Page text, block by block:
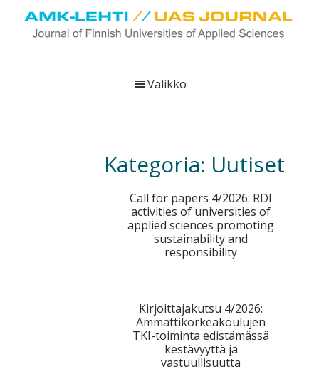
Hyppää
pääsisältöön
Hyppää
ensisijaiseen
Hyppää
alatunnisteeseen
Valikko
Kategoria: Uutiset
Call for papers 4/2026: RDI
activities of universities of
applied sciences promoting
sustainability and
responsibility
Kirjoittajakutsu 4/2026:
Ammattikorkeakoulujen
TKI-toiminta edistämässä
kestävyyttä ja
vastuullisuutta